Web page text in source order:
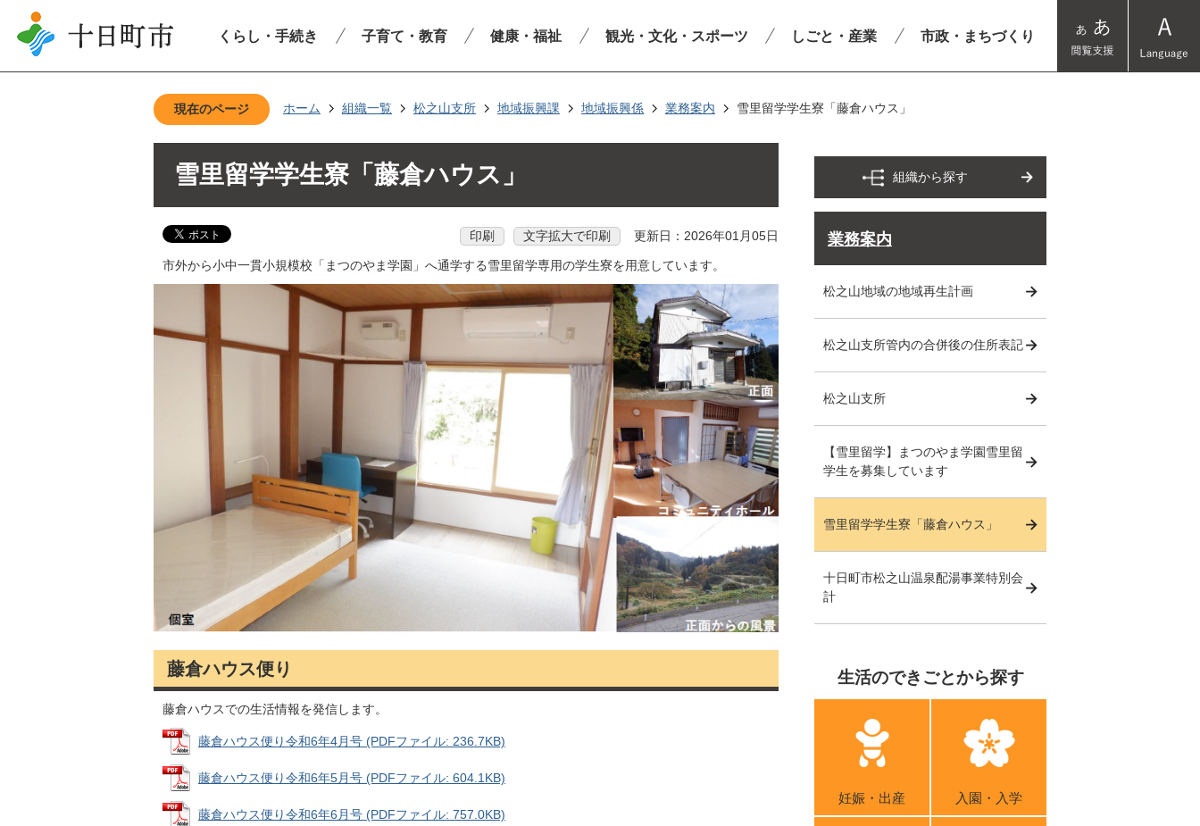
くらし・手続き 子育て・教育 健康・福祉 観光・文化・スポーツ しごと・産業 市政・まちづくり
現在のページ ホーム 組織一覧 松之山支所 地域振興課 地域振興係 業務案内 雪里留学学生寮「藤倉ハウス」
雪里留学学生寮「藤倉ハウス」
印刷 文字拡大で印刷 更新日：2026年01月05日
市外から小中一貫小規模校「まつのやま学園」へ通学する雪里留学専用の学生寮を用意しています。
藤倉ハウス便り
藤倉ハウスでの生活情報を発信します。
藤倉ハウス便り令和6年4月号 (PDFファイル: 236.7KB)
藤倉ハウス便り令和6年5月号 (PDFファイル: 604.1KB)
藤倉ハウス便り令和6年6月号 (PDFファイル: 757.0KB)
組織から探す
業務案内
松之山地域の地域再生計画
松之山支所管内の合併後の住所表記
松之山支所
【雪里留学】まつのやま学園雪里留
学生を募集しています
雪里留学学生寮「藤倉ハウス」
十日町市松之山温泉配湯事業特別会
計
生活のできごとから探す
妊娠・出産 入園・入学